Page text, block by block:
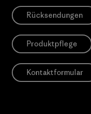
Rücksendungen
Produktpflege
Kontaktformular